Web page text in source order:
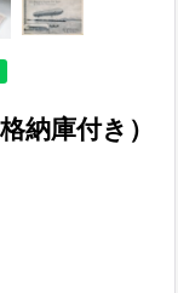
納庫付き）